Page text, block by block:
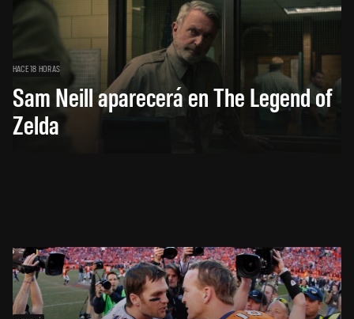
HACE 18 HORAS
Sam Neill aparecerá en The Legend of
Zelda